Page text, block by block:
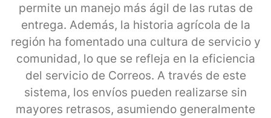
permite un manejo más ágil de las rutas de
entrega. Además, la historia agrícola de la
región ha fomentado una cultura de servicio y
comunidad, lo que se refleja en la eficiencia
del servicio de Correos. A través de este
sistema, los envíos pueden realizarse sin
mayores retrasos, asumiendo generalmente